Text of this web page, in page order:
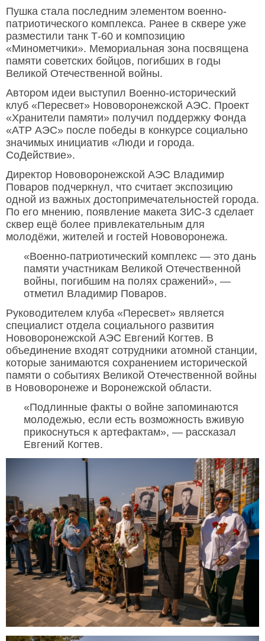
Пушка стала последним элементом военно-
патриотического комплекса. Ранее в сквере уже
разместили танк Т-60 и композицию
«Минометчики». Мемориальная зона посвящена
памяти советских бойцов, погибших в годы
Великой Отечественной войны.
Автором идеи выступил Военно-исторический
клуб «Пересвет» Нововоронежской АЭС. Проект
«Хранители памяти» получил поддержку Фонда
«АТР АЭС» после победы в конкурсе социально
значимых инициатив «Люди и города.
СоДействие».
Директор Нововоронежской АЭС Владимир
Поваров подчеркнул, что считает экспозицию
одной из важных достопримечательностей города.
По его мнению, появление макета ЗИС-3 сделает
сквер ещё более привлекательным для
молодёжи, жителей и гостей Нововоронежа.
«Военно-патриотический комплекс — это дань
памяти участникам Великой Отечественной
войны, погибшим на полях сражений», —
отметил Владимир Поваров.
Руководителем клуба «Пересвет» является
специалист отдела социального развития
Нововоронежской АЭС Евгений Когтев. В
объединение входят сотрудники атомной станции,
которые занимаются сохранением исторической
памяти о событиях Великой Отечественной войны
в Нововоронеже и Воронежской области.
«Подлинные факты о войне запоминаются
молодежью, если есть возможность вживую
прикоснуться к артефактам», — рассказал
Евгений Когтев.